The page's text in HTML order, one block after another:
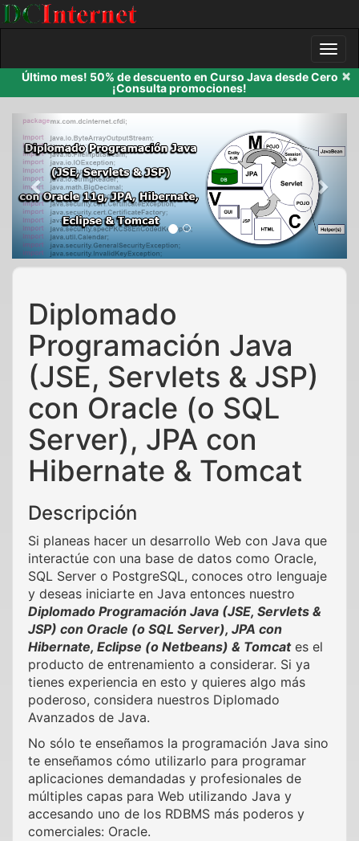
×
Último mes! 50% de descuento en Curso Java desde Cero
¡Consulta promociones!
Previous
Diplomado
Programación Java
(JSE, Servlets & JSP)
con Oracle (o SQL
Server), JPA con
Hibernate & Tomcat
Descripción
Si planeas hacer un desarrollo Web con Java que
interactúe con una base de datos como Oracle,
SQL Server o PostgreSQL, conoces otro lenguaje
y deseas iniciarte en Java entonces nuestro
Diplomado Programación Java (JSE, Servlets &
JSP) con Oracle (o SQL Server), JPA con
Hibernate, Eclipse (o Netbeans) & Tomcates el
producto de entrenamiento a considerar. Si ya
tienes experiencia en esto y quieres algo más
poderoso, considera nuestros Diplomado
Avanzados de Java.
No sólo te enseñamos la programación Java sino
te enseñamos cómo utilizarlo para programar
aplicaciones demandadas y profesionales de
múltiples capas para Web utilizando Java y
accesando uno de los RDBMS más poderos y
comerciales: Oracle.